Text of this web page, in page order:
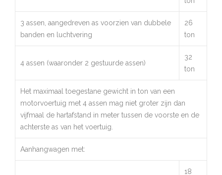
3 assen, aangedreven as voorzien van dubbele
banden en luchtvering
26
ton
4 assen (waaronder 2 gestuurde assen)
32
ton
Het maximaal toegestane gewicht in ton van een
motorvoertuig met 4 assen mag niet groter zijn dan
vijfmaal de hartafstand in meter tussen de voorste en de
achterste as van het voertuig.
Aanhangwagen met:
18